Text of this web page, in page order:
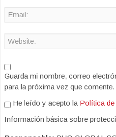
Guarda mi nombre, correo
para la próxima vez que comente.
He leído y acepto la Política
Información básica sobre